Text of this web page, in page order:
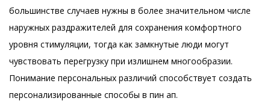
большинстве случаев нужны в более значительном числе
наружных раздражителей для сохранения комфортного
уровня стимуляции, тогда как замкнутые люди могут
чувствовать перегрузку при излишнем многообразии.
Понимание персональных различий способствует создать
персонализированные способы в пин ап.